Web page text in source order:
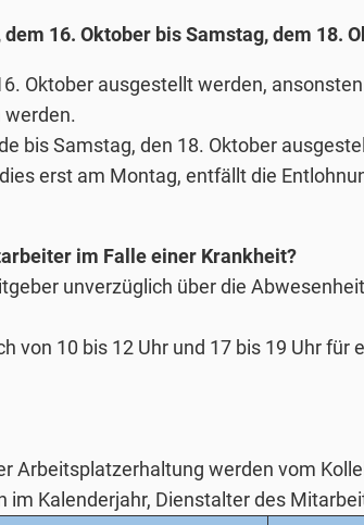
16. Oktober bis Samstag, dem 18.
Oktober ausgestellt werden,
werden.
bis Samstag, den 18. Oktober
erst am Montag, entfällt die
im Falle einer Krankheit?
unverzüglich über die
von 10 bis 12 Uhr und 17 bis 19 Uhr für
Arbeitsplatzerhaltung werden vom
Kalenderjahr, Dienstalter des